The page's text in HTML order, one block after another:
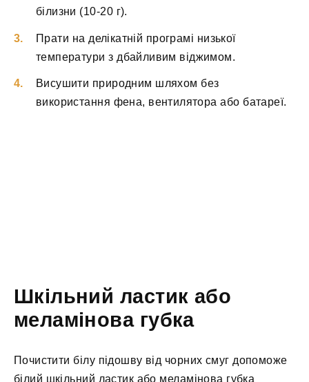
білизни (10-20 г).
Прати на делікатній програмі низької
температури з дбайливим віджимом.
Висушити природним шляхом без
використання фена, вентилятора або батареї.
Шкільний ластик або
меламінова губка
Почистити білу підошву від чорних смуг допоможе
білий шкільний ластик або меламінова губка